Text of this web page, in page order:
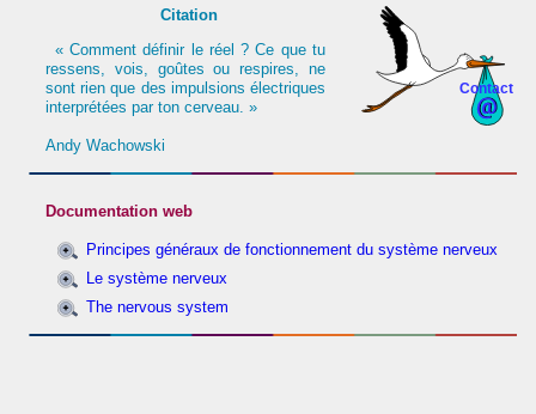
Contact
Citation
« Comment définir le réel ? Ce que tu
ressens, vois, goûtes ou respires, ne
sont rien que des impulsions électriques
interprétées par ton cerveau. »
Andy Wachowski
Documentation web
Principes généraux de fonctionnement du système nerveux
Le système nerveux
The nervous system